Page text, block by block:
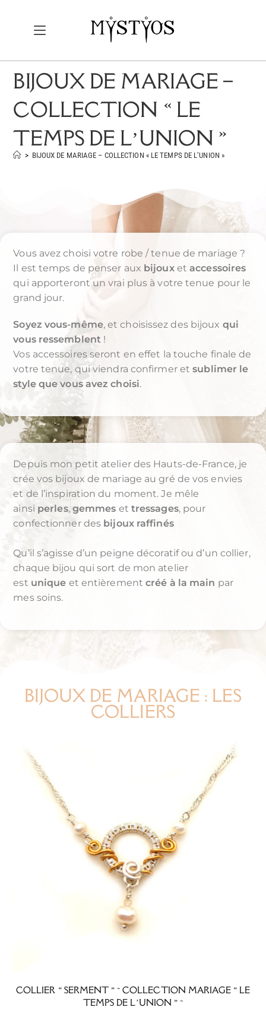
BIJOUX DE MARIAGE –
COLLECTION « LE
TEMPS DE L’UNION »
> BIJOUX DE MARIAGE – COLLECTION « LE TEMPS DE L’UNION »
Vous avez choisi votre robe / tenue de mariage ?
Il est temps de penser aux bijouxetaccessoires
qui apporteront un vrai plus à votre tenue pour le
grand jour.
Soyez vous-même, et choisissez des bijoux qui
vous ressemblent !
Vos accessoires seront en effet la touche finale de
votre tenue, qui viendra confirmer etsublimer le
style que vous avez choisi.
Depuis mon petit atelier des Hauts-de-France, je
crée vos bijoux de mariage au gré de vos envies
et de l’inspiration du moment. Je mêle
ainsi perles, gemmes et tressages, pour
confectionner des bijoux raffinés
Qu’il s’agisse d’un peigne décoratif ou d’un collier,
chaque bijou qui sort de mon atelier
est unique et entièrement créé à la main par
mes soins.
BIJOUX DE MARIAGE : LES
COLLIERS
COLLIER « SERMENT » ~ COLLECTION MARIAGE « LE
TEMPS DE L’UNION » ~